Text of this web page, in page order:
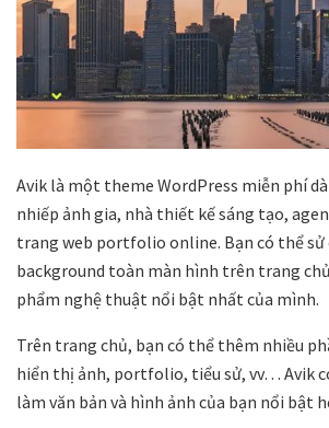
Avik là một theme WordPress miễn phí
nhiếp ảnh gia, nhà thiết kế sáng tạo,
trang web portfolio online. Bạn có thể sử
background toàn màn hình trên trang
phẩm nghệ thuật nổi bật nhất của mình.
Trên trang chủ, bạn có thể thêm nhiều
hiển thị ảnh, portfolio, tiểu sử, vv… Avik
làm văn bản và hình ảnh của bạn nổi bật